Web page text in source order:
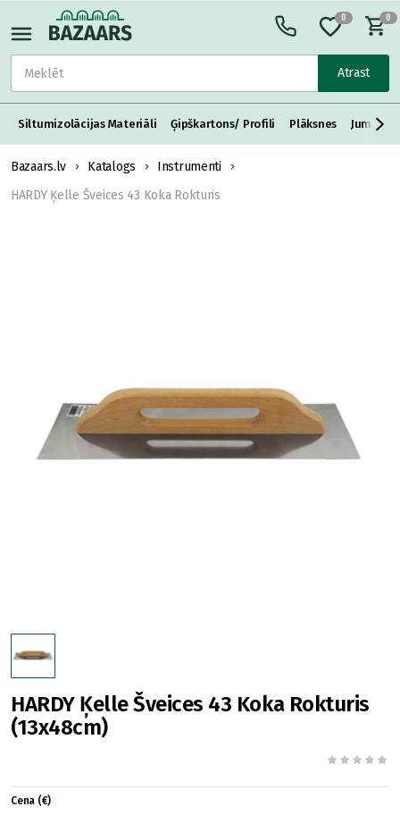
Atrast
0 0
Siltumizolācijas Materiāli Ģipškartons/ Profili Plāksnes Jumta
Bazaars.lv Katalogs
Instrumenti
HARDY Ķelle Šveices 43 Koka Rokturis
HARDY Ķelle Šveices 43 Koka Rokturis
(13x48cm)
Cena (€)